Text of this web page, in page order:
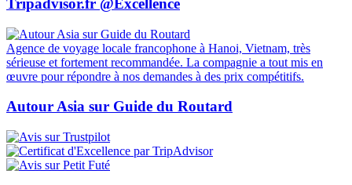
Tripadvisor.fr @Excellence
Agence de voyage locale francophone à Hanoi, Vietnam, très
sérieuse et fortement recommandée. La compagnie a tout mis en
œuvre pour répondre à nos demandes à des prix compétitifs.
Autour Asia sur Guide du Routard